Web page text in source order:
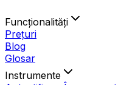
Funcționalități
Prețuri
Blog
Glosar
Instrumente